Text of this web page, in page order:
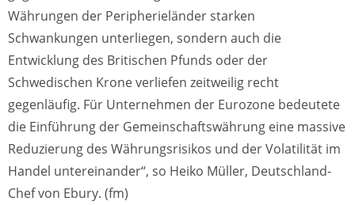
Währungen der Peripherieländer starken
Schwankungen unterliegen, sondern auch die
Entwicklung des Britischen Pfunds oder der
Schwedischen Krone verliefen zeitweilig recht
gegenläufig. Für Unternehmen der Eurozone bedeutete
die Einführung der Gemeinschaftswährung eine massive
Reduzierung des Währungsrisikos und der Volatilität im
Handel untereinander“, so Heiko Müller, Deutschland-
Chef von Ebury. (fm)